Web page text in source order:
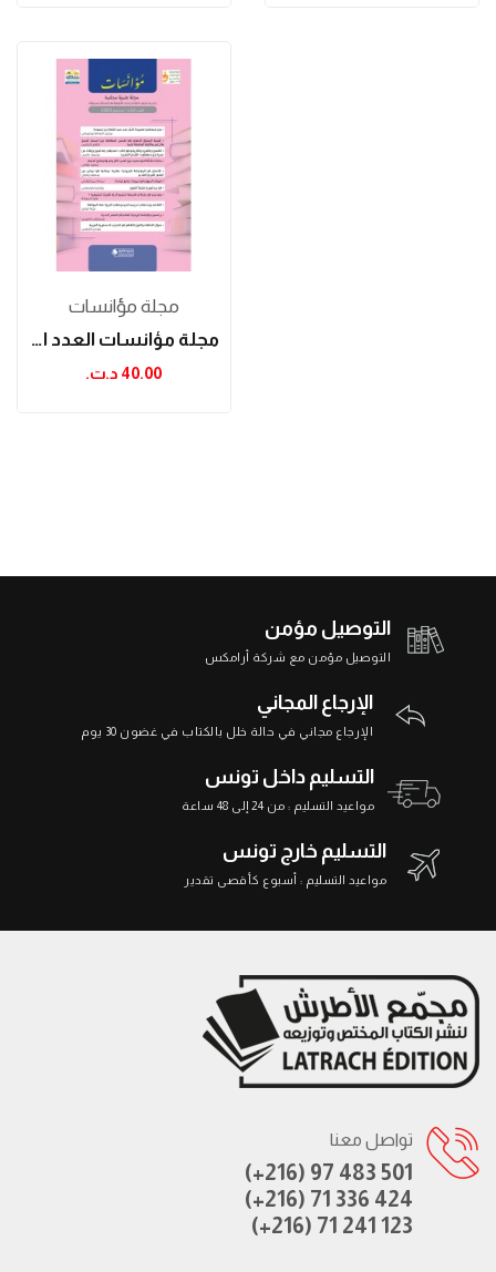
مجلة مؤانسات
مجلة مؤانسات العدد الثالث
40.00 د.ت.‏
التوصيل مؤمن
التوصيل مؤمن مع شركة أرامكس
الإرجاع المجاني
الإرجاع مجاني في حالة خلل بالكتاب في غضون 30 يوم
التسليم داخل تونس
مواعيد التسليم : من 24 إلى 48 ساعة
التسليم خارج تونس
مواعيد التسليم : أسبوع كأقصى تقدير
تواصل معنا
(+216) 97 483 501
(+216) 71 336 424
(+216) 71 241 123